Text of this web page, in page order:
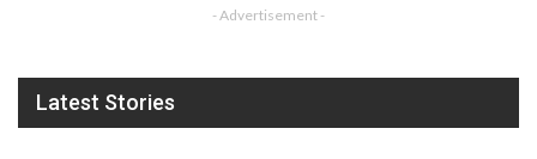
- Advertisement -
Latest Stories